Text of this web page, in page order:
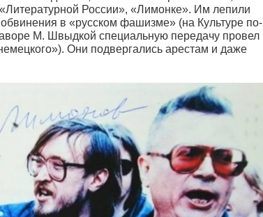
России», «Лимонке». Им лепили
в «русском фашизме» (на Культуре по-
М. Швыдкой специальную передачу провел
Они подвергались арестам и даже